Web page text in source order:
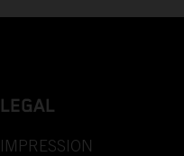
LEGAL
IMPRESSION